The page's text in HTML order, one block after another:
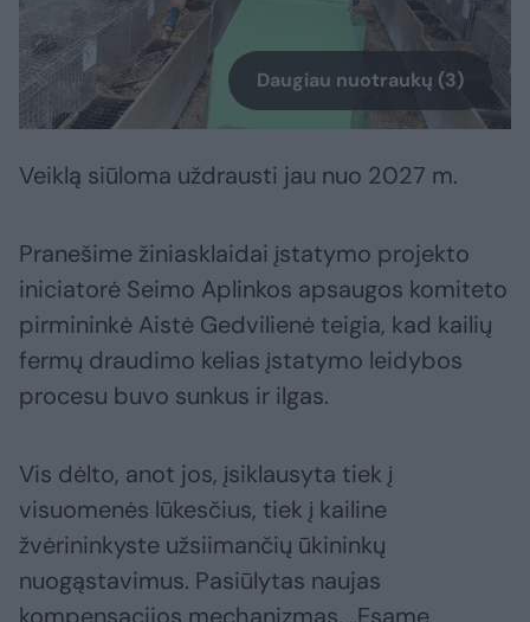
Daugiau nuotraukų (3)
Veiklą siūloma uždrausti jau nuo 2027 m.
Pranešime žiniasklaidai įstatymo projekto
iniciatorė Seimo Aplinkos apsaugos komiteto
pirmininkė Aistė Gedvilienė teigia, kad kailių
fermų draudimo kelias įstatymo leidybos
procesu buvo sunkus ir ilgas.
Vis dėlto, anot jos, įsiklausyta tiek į
visuomenės lūkesčius, tiek į kailine
žvėrininkyste užsiimančių ūkininkų
nuogąstavimus. Pasiūlytas naujas